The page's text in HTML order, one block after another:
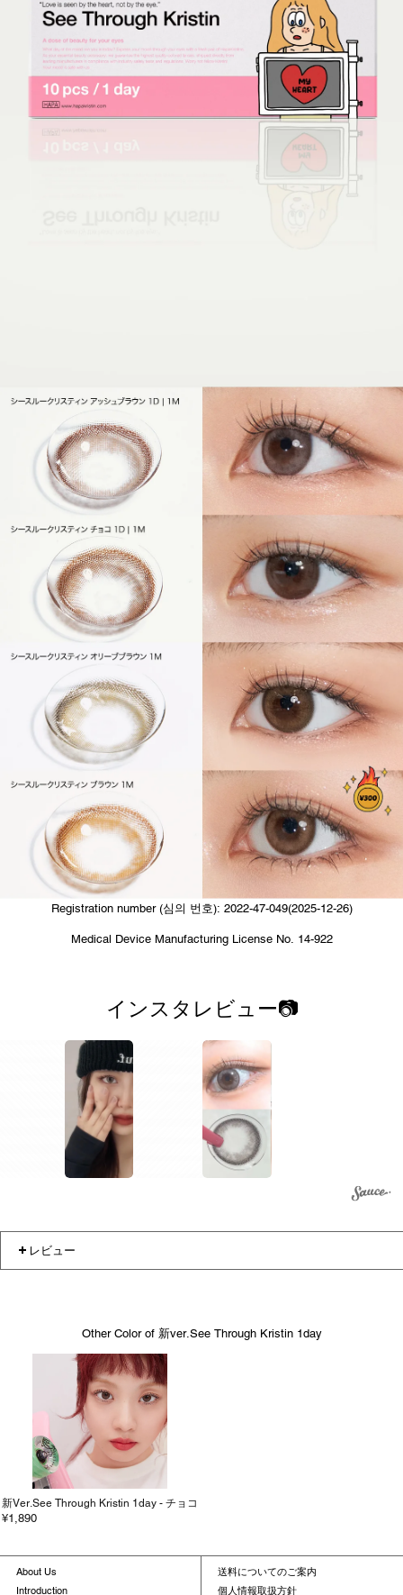
Registration number (심의 번호): 2022-47-049(2025-12-26)
Medical Device Manufacturing License No. 14-922
インスタレビュー📷
レビュー
Other Color of 新ver.See Through Kristin 1day
新ver.See Through Kristin 1day - チョコ
¥1,890
About Us
Introduction
送料についてのご案内
個人情報取扱方針